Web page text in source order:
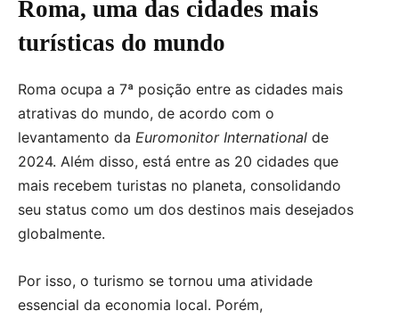
Roma, uma das cidades mais
turísticas do mundo
Roma ocupa a 7ª posição entre as cidades mais
atrativas do mundo, de acordo com o
levantamento da Euromonitor International de
2024. Além disso, está entre as 20 cidades que
mais recebem turistas no planeta, consolidando
seu status como um dos destinos mais desejados
globalmente.
Por isso, o turismo se tornou uma atividade
essencial da economia local. Porém,